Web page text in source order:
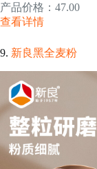
产品价格：47.00
查看详情
9. 新良黑全麦粉